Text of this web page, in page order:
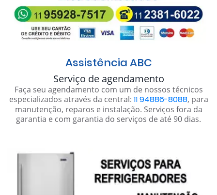
Assistência ABC
Serviço de agendamento
Faça seu agendamento com um de nossos técnicos
especializados através da central: 11 94886-8088, para
manutenção, reparos e instalação. Serviços fora da
garantia e com garantia do serviços de até 90 dias.